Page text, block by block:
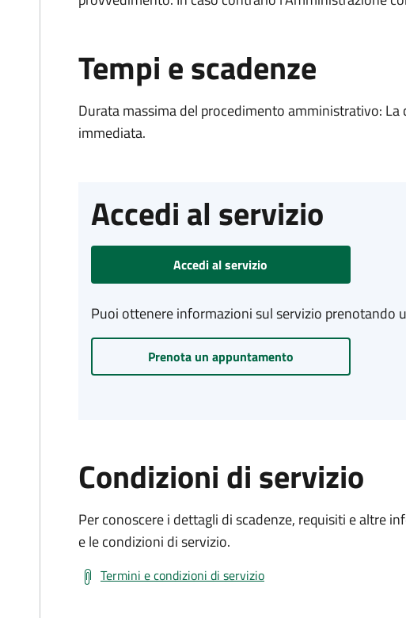
Tempi e scadenze
Durata massima del procedimento amministrativo:
immediata.
Accedi al servizio
Accedi al servizio
Puoi ottenere informazioni sul servizio prenotando
Prenota un appuntamento
Condizioni di servizio
Per conoscere i dettagli di scadenze, requisiti e altre
e le condizioni di servizio.
Termini e condizioni di servizio